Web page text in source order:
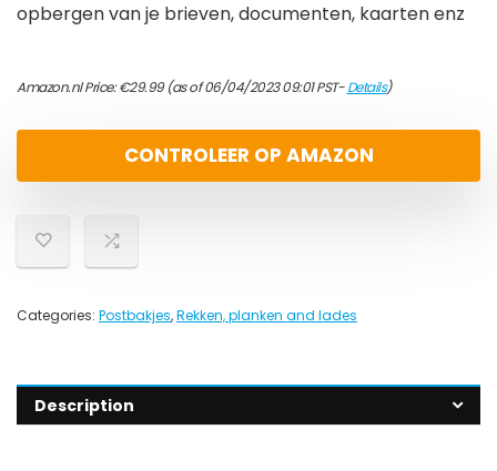
opbergen van je brieven, documenten, kaarten enz
Amazon.nl Price:€29.99(as of 06/04/2023 09:01 PST-Details)
CONTROLEER OP AMAZON
Categories: Postbakjes,Rekken, planken and lades
Description